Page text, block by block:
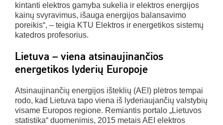
kintanti elektros gamyba sukelia ir elektros energijos
kainų svyravimus, išauga energijos balansavimo
poreikis“, – teigia KTU Elektros ir energetikos sistemų
katedros profesorius.
Lietuva – viena atsinaujinančios
energetikos lyderių Europoje
Atsinaujinančių energijos išteklių (AEI) plėtros tempai
rodo, kad Lietuva tapo viena iš lyderiaujančių valstybių
visame Europos regione. Remiantis portalo „Lietuvos
statistika“ duomenimis, 2015 metais AEI elektros